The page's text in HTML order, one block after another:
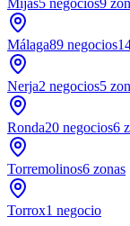
Málaga89 negocios
Nerja2 negocios5
Ronda20 negocios6
Torremolinos6 zonas
Torrox1 negocio